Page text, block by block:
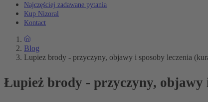
Najczęściej zadawane pytania
Kup Nizoral
Kontact
Blog
Lupiez brody - przyczyny, objawy i sposoby leczenia
Łupież brody - przyczyny, objawy